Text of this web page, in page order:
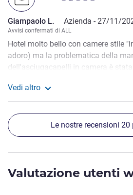
Giampaolo L. Azienda - 27/11/
Avvisi confermati di ALL
Hotel molto bello con camere stile
adoro) ma la problematica della
dell'asciugacapelli in camera è
doccia, sono dovuto scendere
a richiederlo in reception. Per tutta
che erano finiti e che doveva
puntualmente non è mai arrivata).
passarmelo con i pochi colleghi
Vedi altro
Le nostre recensioni 20
Valutazione utenti